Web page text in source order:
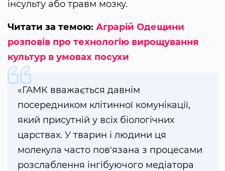
інсульту або травм мозку.
Читати за темою: Аграрій Одещини
розповів про технологію вирощування
культур в умовах посухи
«ГАМК вважається давнім
посередником клітинної комунікації,
який присутній у всіх біологічних
царствах. У тварин і людини ця
молекула часто пов'язана з процесами
розслаблення інгібуючого медіатора